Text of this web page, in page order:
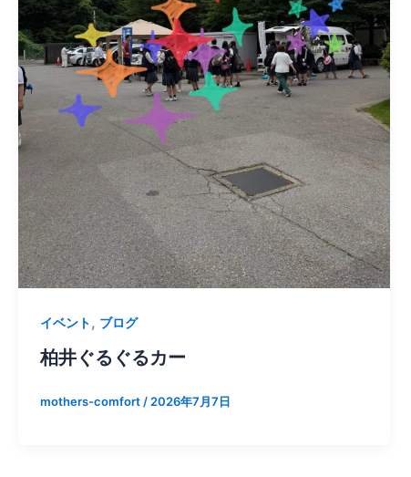
イベント, ブログ
柏井ぐるぐるカー
mothers-comfort / 2026年7月7日